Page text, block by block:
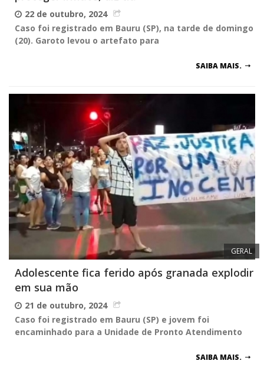
22 de outubro, 2024
Caso foi registrado em Bauru (SP), na tarde de domingo
(20). Garoto levou o artefato para
SAIBA MAIS.
GERAL
Adolescente fica ferido após granada explodir
em sua mão
21 de outubro, 2024
Caso foi registrado em Bauru (SP) e jovem foi
encaminhado para a Unidade de Pronto Atendimento
SAIBA MAIS.